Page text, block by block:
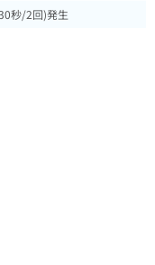
秒/2回)発生